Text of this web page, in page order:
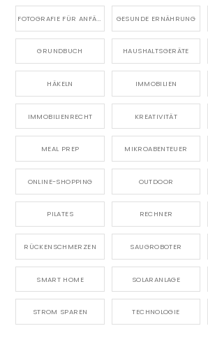
FOTOGRAFIE FÜR ANFÄNGER GESUNDE ERNÄHRUNG
GRUNDBUCH HAUSHALTSGERÄTE
HÄKELN IMMOBILIEN
IMMOBILIENRECHT KREATIVITÄT
MEAL PREP MIKROABENTEUER
ONLINE-SHOPPING OUTDOOR
PILATES RECHNER
RÜCKENSCHMERZEN SAUGROBOTER
SMART HOME SOLARANLAGE
STROM SPAREN TECHNOLOGIE